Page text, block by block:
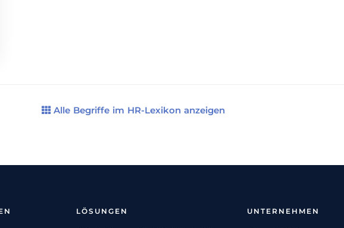
Alle Begriffe im HR-Lexikon anzeigen
LÖSUNGEN UNTERNEHMEN